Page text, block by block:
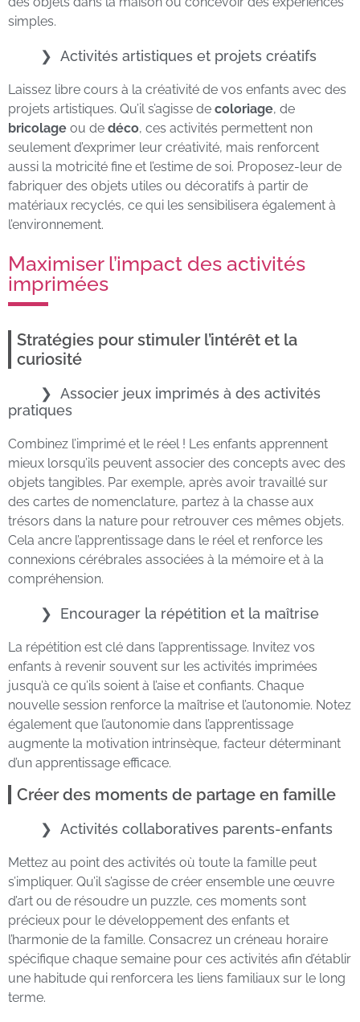
simples.
Activités artistiques et projets créatifs
Laissez libre cours à la créativité de vos enfants avec des
projets artistiques. Qu’il s’agisse de coloriage, de
bricolage ou de déco, ces activités permettent non
seulement d’exprimer leur créativité, mais renforcent
aussi la motricité fine et l’estime de soi. Proposez-leur de
fabriquer des objets utiles ou décoratifs à partir de
matériaux recyclés, ce qui les sensibilisera également à
l’environnement.
Maximiser l’impact des activités
imprimées
Stratégies pour stimuler l’intérêt et la
curiosité
Associer jeux imprimés à des activités
pratiques
Combinez l’imprimé et le réel ! Les enfants apprennent
mieux lorsqu’ils peuvent associer des concepts avec des
objets tangibles. Par exemple, après avoir travaillé sur
des cartes de nomenclature, partez à la chasse aux
trésors dans la nature pour retrouver ces mêmes objets.
Cela ancre l’apprentissage dans le réel et renforce les
connexions cérébrales associées à la mémoire et à la
compréhension.
Encourager la répétition et la maîtrise
La répétition est clé dans l’apprentissage. Invitez vos
enfants à revenir souvent sur les activités imprimées
jusqu’à ce qu’ils soient à l’aise et confiants. Chaque
nouvelle session renforce la maîtrise et l’autonomie. Notez
également que l’autonomie dans l’apprentissage
augmente la motivation intrinsèque, facteur déterminant
d’un apprentissage efficace.
Créer des moments de partage en famille
Activités collaboratives parents-enfants
Mettez au point des activités où toute la famille peut
s’impliquer. Qu’il s’agisse de créer ensemble une œuvre
d’art ou de résoudre un puzzle, ces moments sont
précieux pour le développement des enfants et
l’harmonie de la famille. Consacrez un créneau horaire
spécifique chaque semaine pour ces activités afin d’établir
une habitude qui renforcera les liens familiaux sur le long
terme.